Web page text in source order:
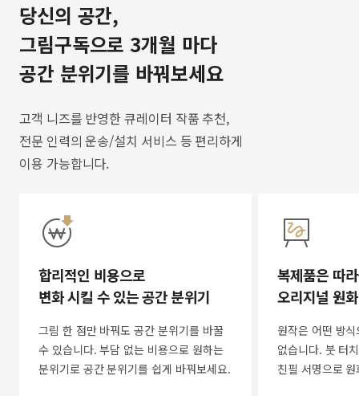
당신의 공간,
그림구독으로 3개월 마다
공간 분위기를 바꿔보세요
고객 니즈를 반영한 큐레이터 작품 추천,
전문 인력의 운송/설치 서비스 등 편리하게
이용 가능합니다.
합리적인 비용으로
변화 시킬 수 있는 공간 분위기
그림 한 점만 바꿔도 공간 분위기를 바꿀
수 있습니다. 부담 없는 비용으로 원하는
분위기로 공간 분위기를 쉽게 바꿔보세요.
복제품은 따
오리지널 원
원작은 어떤 방
없습니다. 붓 터
친필 서명으로